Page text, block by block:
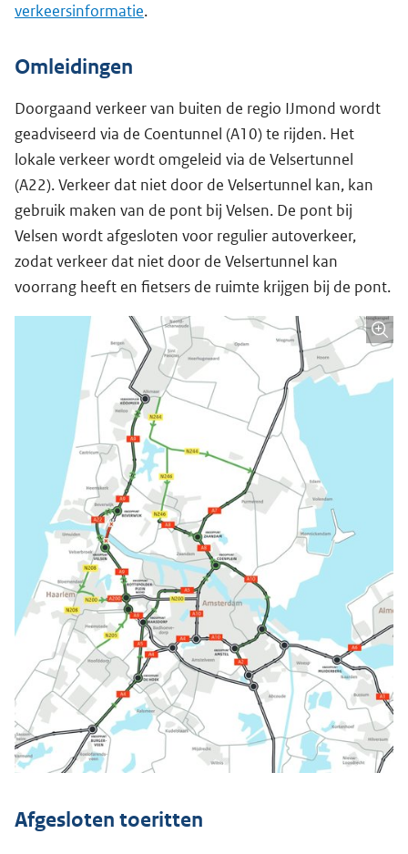
verkeersinformatie.
Omleidingen
Doorgaand verkeer van buiten de regio IJmond wordt
geadviseerd via de Coentunnel (A10) te rijden. Het
lokale verkeer wordt omgeleid via de Velsertunnel
(A22). Verkeer dat niet door de Velsertunnel kan, kan
gebruik maken van de pont bij Velsen. De pont bij
Velsen wordt afgesloten voor regulier autoverkeer,
zodat verkeer dat niet door de Velsertunnel kan
voorrang heeft en fietsers de ruimte krijgen bij de pont.
Afgesloten toeritten